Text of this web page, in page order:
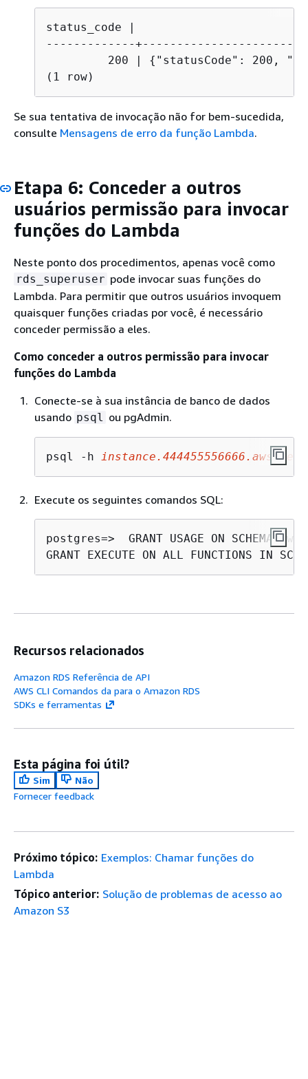
status_code |
-------------
         200 |
{ "statusCode": 200,
(1 row)
Se sua tentativa de invocação não for bem-sucedida,
consulte Mensagens de erro da função Lambda.
Etapa 6: Conceder a outros
usuários permissão para invocar
funções do Lambda
Neste ponto dos procedimentos, apenas você como
rds_superuser pode invocar suas funções do
Lambda. Para permitir que outros usuários invoquem
quaisquer funções criadas por você, é necessário
conceder permissão a eles.
Como conceder a outros permissão para invocar
funções do Lambda
Conecte-se à sua instância de banco de dados
usando psql ou pgAdmin.
psql -h instance.444455556666. aws-
Execute os seguintes comandos SQL:
postgres=>
GRANT USAGE ON SCHEMA
GRANT EXECUTE ON ALL FUNCTIONS IN
Recursos relacionados
Amazon RDS Referência de API
AWS CLI Comandos da para o Amazon RDS
SDKs e ferramentas
Esta página foi útil?
Sim
Não
Fornecer feedback
Próximo tópico: Exemplos: Chamar funções do
Lambda
Tópico anterior: Solução de problemas de acesso ao
Amazon S3